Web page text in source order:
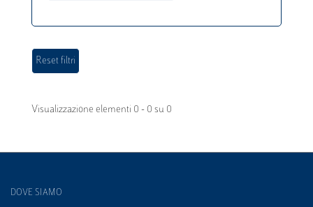
Visualizzazione elementi 0 - 0 su 0
DOVE SIAMO